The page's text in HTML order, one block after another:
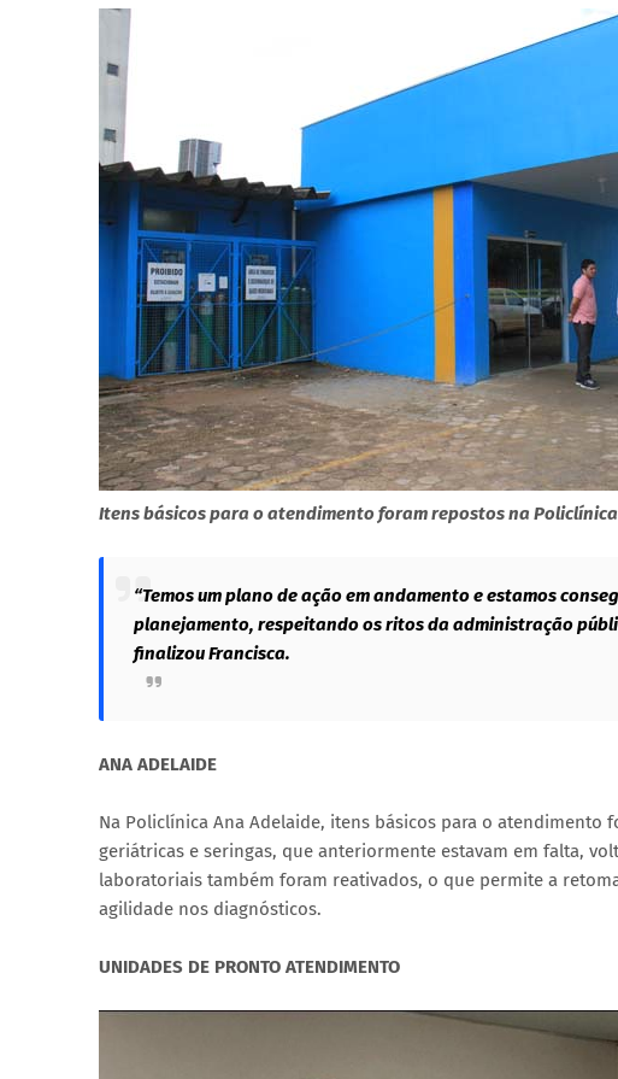
Itens básicos para o atendimento foram repostos na
“Temos um plano de ação em andamento e estamos
planejamento, respeitando os ritos da administração
finalizou Francisca.
ANA ADELAIDE
Na Policlínica Ana Adelaide, itens básicos para o
geriátricas e seringas, que anteriormente estavam em falta,
laboratoriais também foram reativados, o que permite a
agilidade nos diagnósticos.
UNIDADES DE PRONTO ATENDIMENTO